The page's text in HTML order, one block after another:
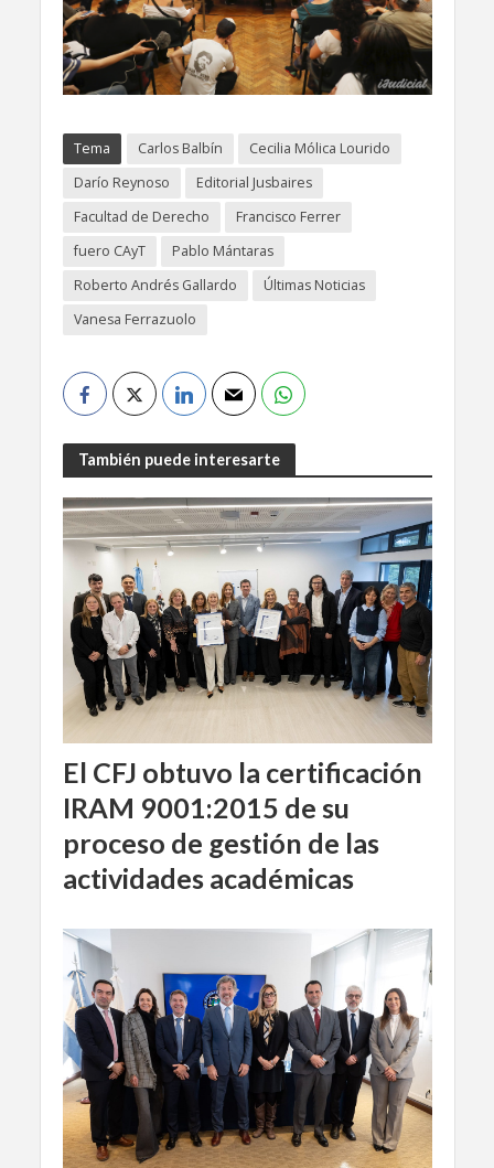
Tema Carlos Balbín
Cecilia Mólica Lourido
Darío Reynoso
Editorial Jusbaires
Facultad de Derecho
Francisco Ferrer
fuero CAyT
Pablo Mántaras
Roberto Andrés Gallardo
Últimas Noticias
Vanesa Ferrazuolo
También puede interesarte
El CFJ obtuvo la certificación
IRAM 9001:2015 de su
proceso de gestión de las
actividades académicas